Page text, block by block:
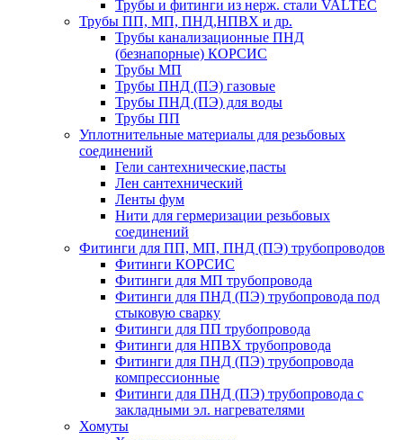
Трубы и фитинги из нерж. стали VALTEC
Трубы ПП, МП, ПНД,НПВХ и др.
Трубы канализационные ПНД
(безнапорные) КОРСИС
Трубы МП
Трубы ПНД (ПЭ) газовые
Трубы ПНД (ПЭ) для воды
Трубы ПП
Уплотнительные материалы для резьбовых
соединений
Гели сантехнические,пасты
Лен сантехнический
Ленты фум
Нити для гермеризации резьбовых
соединений
Фитинги для ПП, МП, ПНД (ПЭ) трубопроводов
Фитинги КОРСИС
Фитинги для МП трубопровода
Фитинги для ПНД (ПЭ) трубопровода под
стыковую сварку
Фитинги для ПП трубопровода
Фитинги для НПВХ трубопровода
Фитинги для ПНД (ПЭ) трубопровода
компрессионные
Фитинги для ПНД (ПЭ) трубопровода с
закладными эл. нагревателями
Хомуты